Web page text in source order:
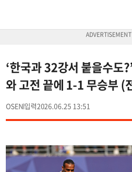
‘한국과 32강서 붙을수도
와 고전 끝에 1-1 무승부 (
OSEN 2026.06.25 13:51